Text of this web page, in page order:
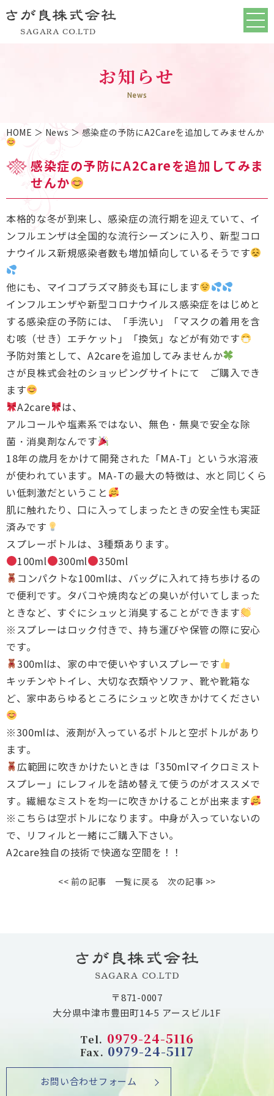
お知らせ
News
HOME ＞ News ＞ 感染症の予防にA2Careを追加してみませんか
感染症の予防にA2Careを追加してみま
せんか
本格的な冬が到来し、感染症の流行期を迎えていて、イ
ンフルエンザは全国的な流行シーズンに入り、新型コロ
ナウイルス新規感染者数も増加傾向しているそうです
他にも、マイコプラズマ肺炎も耳にします
インフルエンザや新型コロナウイルス感染症をはじめと
する感染症の予防には、「手洗い」「マスクの着用を含
む咳（せき）エチケット」「換気」などが有効です
予防対策として、A2careを追加してみませんか
さが良株式会社のショッピングサイトにて ご購入でき
ます
A2care
は、
アルコールや塩素系ではない、無色・無臭で安全な除
菌・消臭剤なんです
18年の歳月をかけて開発された「MA-T」という水溶液
が使われています。MA-Tの最大の特徴は、水と同じくら
い低刺激だということ
肌に触れたり、口に入ってしまったときの安全性も実証
済みです
スプレーボトルは、3種類あります。
100ml
300ml
350ml
コンパクトな100mlは、バッグに入れて持ち歩けるの
で便利です。タバコや焼肉などの臭いが付いてしまった
ときなど、すぐにシュッと消臭することができます
※スプレーはロック付きで、持ち運びや保管の際に安心
です。
300mlは、家の中で使いやすいスプレーです
キッチンやトイレ、大切な衣類やソファ、靴や靴箱な
ど、家中あらゆるところにシュッと吹きかけてください
※300mlは、液剤が入っているボトルと空ボトルがあり
ます。
広範囲に吹きかけたいときは「350mlマイクロミスト
スプレー」にレフィルを詰め替えて使うのがオススメで
す。繊細なミストを均一に吹きかけることが出来ます
※こちらは空ボトルになります。中身が入っていないの
で、リフィルと一緒にご購入下さい。
A2care独自の技術で快適な空間を！！
<< 前の記事 一覧に戻る 次の記事 >>
〒871-0007
大分県中津市豊田町14-5 アースビル1F
Tel. 0979-24-5116
Fax. 0979-24-5117
お問い合わせフォーム